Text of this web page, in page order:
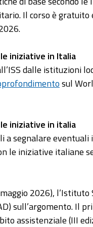
Il corso è
iniziative in Italia
dalle istituzioni
sul
iniziative in italia
a segnalare
le iniziative italiane
2026),
sull’argomento. Il
assistenziale (III